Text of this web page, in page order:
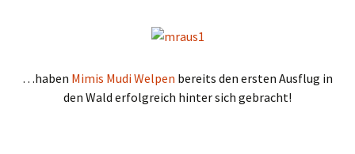
…haben Mimis Mudi Welpen bereits den ersten Ausflug in
den Wald erfolgreich hinter sich gebracht!